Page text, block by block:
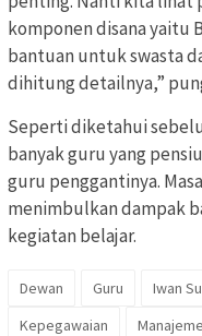
komponen disana yaitu
bantuan untuk swasta
dihitung detailnya,”
Seperti diketahui
banyak guru yang
guru penggantinya.
menimbulkan dampak
kegiatan belajar.
Dewan Guru Iwan
Kepegawaian